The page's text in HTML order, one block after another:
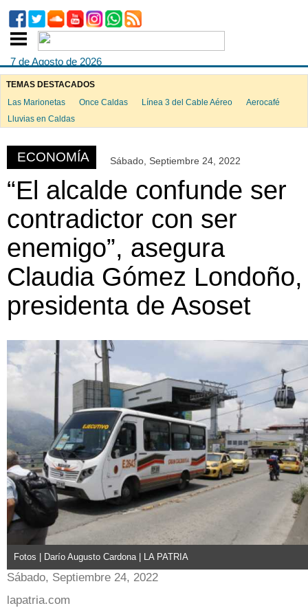
7 de Agosto de 2026
TEMAS DESTACADOS
Las Marionetas
Once Caldas Línea 3 del Cable Aéreo
Aerocafé
Lluvias en Caldas
ECONOMÍA Sábado, Septiembre 24, 2022
“El alcalde confunde ser
contradictor con ser
enemigo”, asegura
Claudia Gómez Londoño,
presidenta de Asoset
Fotos | Darío Augusto Cardona | LA PATRIA
Sábado, Septiembre 24, 2022
lapatria.com